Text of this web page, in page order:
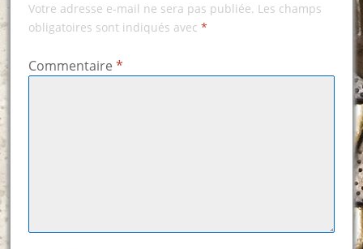
Votre adresse e-mail ne sera pas publiée. Les champs
obligatoires sont indiqués avec *
Commentaire *